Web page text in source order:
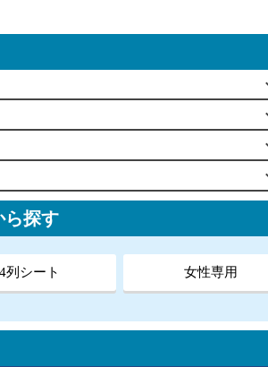
ら探す
4列シート 女性専用